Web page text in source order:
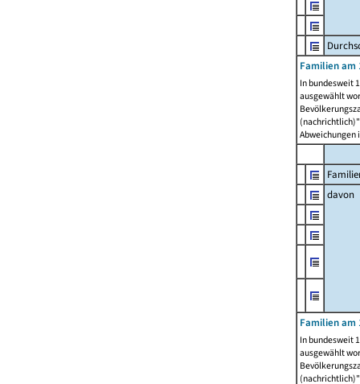
Familien am
In bundesweit
ausgewählt
Abweichungen
davon
Familien am
In bundesweit
ausgewählt